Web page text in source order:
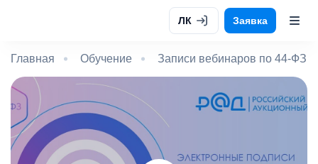
ЛК Заявка
Главная Обучение Записи вебинаров по 44-ФЗ